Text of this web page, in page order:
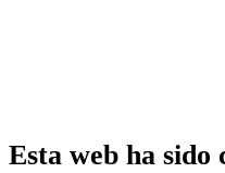
Esta web ha